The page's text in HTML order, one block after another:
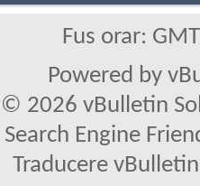
Fus orar:
Powered by
2026 vBulletin
Search Engine
Traducere